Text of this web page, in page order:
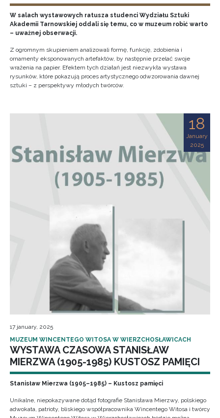
W salach wystawowych ratusza studenci Wydziału Sztuki
Akademii Tarnowskiej oddali się temu, co w muzeum robić warto
– uważnej obserwacji.
Z ogromnym skupieniem analizowali formę, funkcję, zdobienia i
ornamenty eksponowanych artefaktów, by następnie przelać swoje
wrażenia na papier. Efektem tych działań jest niezwykła wystawa
rysunków, które pokazują proces artystycznego odwzorowania dawnej
sztuki – z perspektywy młodych twórców.
18
January
2025
17 january, 2025
MUZEUM WINCENTEGO WITOSA W WIERZCHOSŁAWICACH
WYSTAWA CZASOWA STANISŁAW
MIERZWA (1905-1985) KUSTOSZ PAMIĘCI
Stanisław Mierzwa (1905–1985) – Kustosz pamięci
Unikalne, niepokazywane dotąd fotografie Stanisława Mierzwy, polskiego
adwokata, patrioty, bliskiego współpracownika Wincentego Witosa i twórcy